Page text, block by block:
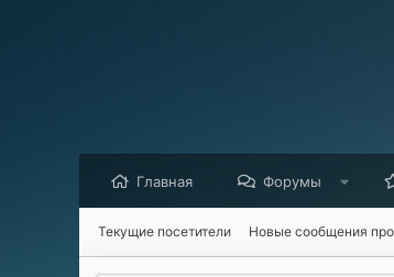
Главная Форумы
Текущие посетители Новые сообщения